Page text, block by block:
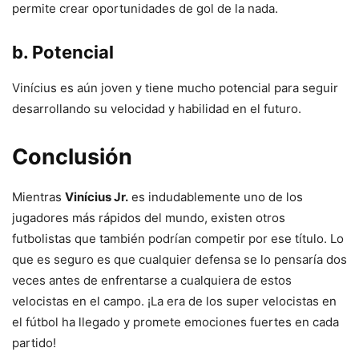
permite crear oportunidades de gol de la nada.
b. Potencial
Vinícius es aún joven y tiene mucho potencial para seguir
desarrollando su velocidad y habilidad en el futuro.
Conclusión
Mientras Vinícius Jr. es indudablemente uno de los
jugadores más rápidos del mundo, existen otros
futbolistas que también podrían competir por ese título. Lo
que es seguro es que cualquier defensa se lo pensaría dos
veces antes de enfrentarse a cualquiera de estos
velocistas en el campo. ¡La era de los super velocistas en
el fútbol ha llegado y promete emociones fuertes en cada
partido!